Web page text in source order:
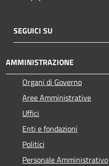
SEGUICI SU
AMMINISTRAZIONE
Organi di Governo
Aree Amministrative
Uffici
Enti e fondazioni
Politici
Personale Amministrativo